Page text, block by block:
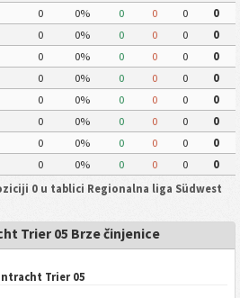
0 0% 0 0 0
0
0 0% 0 0 0
0
0 0% 0 0 0
0
0 0% 0 0 0
0
0 0% 0 0 0
0
0 0% 0 0 0
0
0 0% 0 0 0
0
0 0% 0 0 0
0
0 u tablici Regionalna liga Südwest
Trier 05 Brze činjenice
Trier 05